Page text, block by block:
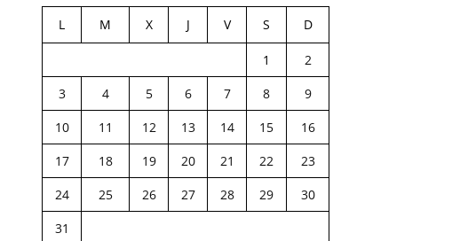
L M X J V S D
1
2
3
4 5 6 7 8
9
10
11 12 13 14 15
16
17
18 19 20 21 22
23
24
25 26 27 28 29
30
31